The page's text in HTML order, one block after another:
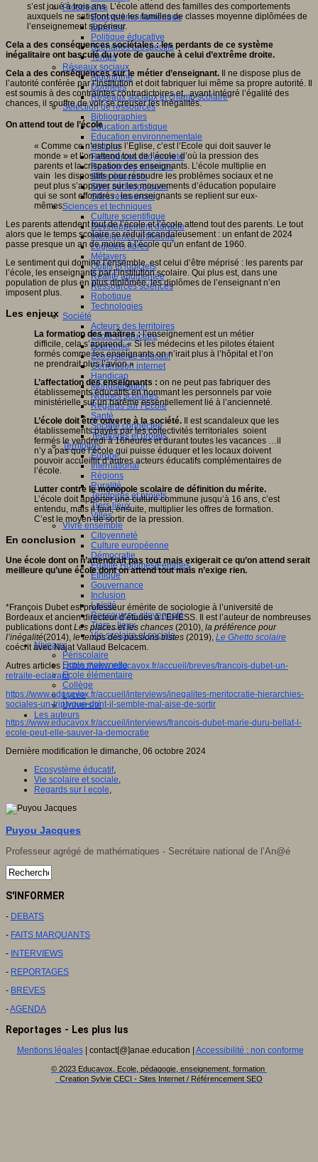
Prospective
Ecosystème numérique
Espaces
Politique éducative
Scénarios prospectifs
Temps
Réseaux sociaux
Algorithme
Données
Réseaux sociaux et champ scolaire
Sélection de ressources
Bibliographies
Education artistique
Education environnementale
Histoire
Ressources citoyenneté
Ressources sciences
Sites éducatifs
Sites pédagogiques
Sites ressources
Sciences et techniques
Culture scientifique
Développement durable
Intelligence artificielle
Logiciels libres
Métavers
Outils et logiciels
Réalité augmentée
Ressources sciences
Robotique
Technologies
Société
Acteurs des territoires
Ecole et structure
Economie
Ecosystème éducatif
Génération internet
Handicap
Mondialisation
Normes scolaires
Regards sur l’Ecole
Santé
Société connectée
Territoires et projets
Territoires
Europe
International
Régions
Ruralité
Territoires et projets
Tiers lieux
Villes
Vivre ensemble
Citoyenneté
Culture européenne
Démocratie
Egalité Hommes/Femmes
Ethique
Gouvernance
Inclusion
Laïcité
Ressources citoyenneté
Tiers - lieux
Vie scolaire et sociale
Niveaux
Périscolaire
Ecole maternelle
Ecole élémentaire
Collège
Lycée
Université
Les auteurs
s’est joué à trois ans. L’école attend des familles des comportements
auxquels ne satisfont que les familles de classes moyenne diplômées de
l’enseignement supérieur.
Cela a des conséquences sociétales : les perdants de ce système
inégalitaire ont basculé du vote de gauche à celui d’extrême droite.
Cela a des conséquences sur le métier d’enseignant. Il ne dispose plus de
l’autorité conférée par l’institution et doit fabriquer lui même sa propre autorité. Il
est soumis à des contraintes contradictoires et, ayant intégré l’égalité des
chances, il souffre de voir se creuser les inégalités.
On attend tout de l’école
« Comme ce n’est plus l’Eglise, c’est l’Ecole qui doit sauver le
monde » et l’on attend tout de l’école d’où la pression des
parents et la crispation des enseignants. L’école multiplie en
vain les dispositifs pour résoudre les problèmes sociaux et ne
peut plus s’appuyer sur les mouvements d’éducation populaire
qui se sont effondrés : les enseignants se replient sur eux-
mêmes.
Les parents attendent tout de l’école et l’école attend tout des parents. Le tout
alors que le temps scolaire se réduit scandaleusement : un enfant de 2024
passe presque un an de moins à l’école qu’un enfant de 1960.
Le sentiment qui domine l’ensemble est celui d’être méprisé : les parents par
l’école, les enseignants par l’institution scolaire. Qui plus est, dans une
population de plus en plus diplômée, les diplômes de l’enseignant n’en
imposent plus.
Les enjeux
La formation des maîtres :l’enseignement est un métier
difficile, cela s’apprend. « Si les médecins et les pilotes étaient
formés comme les enseignants on n’irait plus à l’hôpital et l’on
ne prendrait plus l’avion »
L’affectation des enseignants : on ne peut pas fabriquer des
établissements éducatifs en nommant les personnels par voie
ministérielle sur un barème essentiellement lié à l’ancienneté.
L’école doit être ouverte à la société. Il est scandaleux que les
établissements payés par les collectivités territoriales soient
fermés le vendredi à 16heures et durant toutes les vacances …il
n’y a pas que l’école qui puisse éduquer et les locaux doivent
pouvoir accueillir d’autres acteurs éducatifs complémentaires de
l’école.
Lutter contre le monopole scolaire de définition du mérite.
L’école doit apporter une culture commune jusqu’à 16 ans, c’est
entendu, mais il faut, ensuite, multiplier les offres de formation.
C’est le moyen de sortir de la pression.
En conclusion
Une école dont on n’attendrait pas tout mais exigerait ce qu’on attend serait
meilleure qu’une école dont on attend tout mais n’exige rien.
*François Dubet est professeur émérite de sociologie à l’université de
Bordeaux et ancien directeur d’études à l’EHESS. Il est l’auteur de nombreuses
publications dont Les places et les chances (2010), la préférence pour
l’inégalité(2014), le temps des passions tristes (2019), Le Ghetto scolaire
coécrit avec Najat Vallaud Belcacem.
Autres articles :https://www.educavox.fr/accueil/breves/francois-dubet-un-
retraite-eclairant
https://www.educavox.fr/accueil/interviews/inegalites-meritocratie-hierarchies-
sociales-un-triptyque-dont-il-semble-mal-aise-de-sortir
https://www.educavox.fr/accueil/interviews/francois-dubet-marie-duru-bellat-l-
ecole-peut-elle-sauver-la-democratie
Dernière modification le dimanche, 06 octobre 2024
Ecosystème éducatif,
Vie scolaire et sociale
Regards sur l ecole
Puyou Jacques
Professeur agrégé de mathématiques - Secrétaire national de l’An@é
S'INFORMER
- DEBATS
- FAITS MARQUANTS
- INTERVIEWS
- REPORTAGES
- BREVES
-AGENDA
Reportages - Les plus lus
Mentions légales| contact[@]anae.education | Accessibilité : non conforme
© 2023 Educavox, Ecole, pédagogie, enseignement, formation
Creation Sylvie CECI - Sites Internet / Référencement SEO